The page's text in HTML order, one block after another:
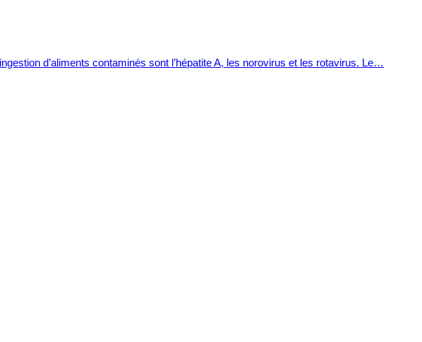
d’aliments contaminés sont l’hépatite A, les norovirus et les rotavirus. Le…